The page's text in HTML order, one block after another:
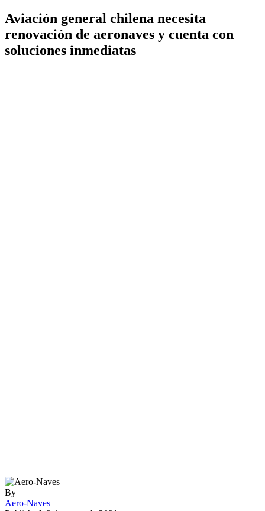
Aviación general chilena necesita
renovación de aeronaves y cuenta con
soluciones inmediatas
By
Aero-Naves